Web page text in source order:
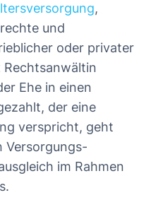
,
und
oder privater
Ehe in einen
der eine
verspricht, geht
Versorgungs-
im Rahmen